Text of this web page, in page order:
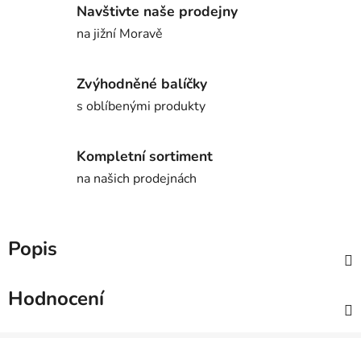
Navštivte naše prodejny
na jižní Moravě
Zvýhodněné balíčky
s oblíbenými produkty
Kompletní sortiment
na našich prodejnách
Popis
Hodnocení